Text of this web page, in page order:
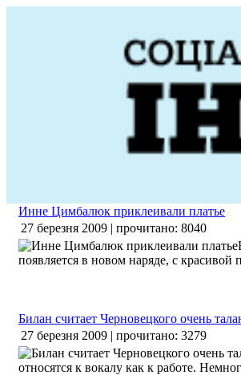
Инне Цимбалюк приклеивали платье
27 березня 2009 | прочитано: 8040
появляется в новом наряде, с
Билан считает Черновецкого очень
27 березня 2009 | прочитано: 3279
относятся к вокалу как к работе.